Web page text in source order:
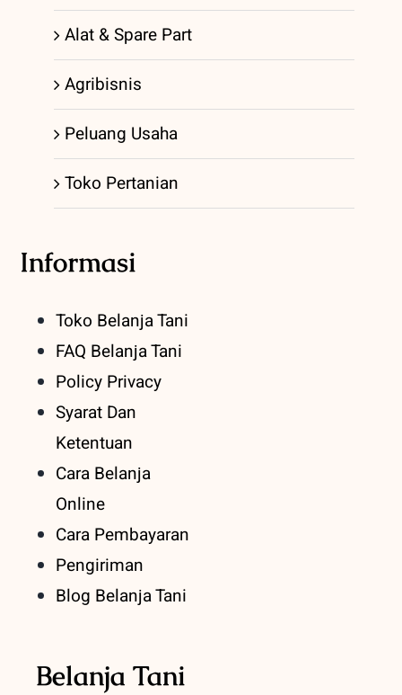
Alat & Spare Part
Agribisnis
Peluang Usaha
Toko Pertanian
Informasi
Toko Belanja Tani
FAQ Belanja Tani
Policy Privacy
Syarat Dan
Ketentuan
Cara Belanja
Online
Cara Pembayaran
Pengiriman
Blog Belanja Tani
Belanja Tani